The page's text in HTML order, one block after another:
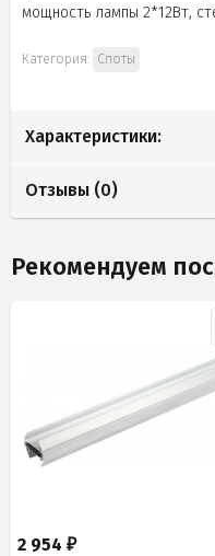
мощность лампы 2*12Вт,
Категория: Споты
Характеристики:
Отзывы (0)
Рекомендуем
2 954 ₽